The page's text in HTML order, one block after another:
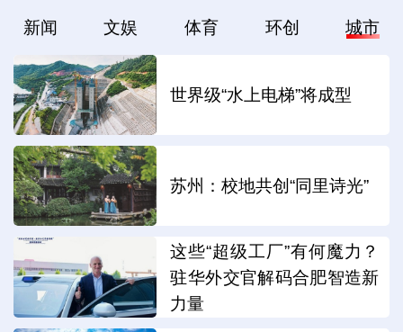
新闻 文娱 体育 环创 城市
世界级“水上电梯”将成型
苏州：校地共创“同里诗光”
这些“超级工厂”有何魔力？
驻华外交官解码合肥智造新
力量